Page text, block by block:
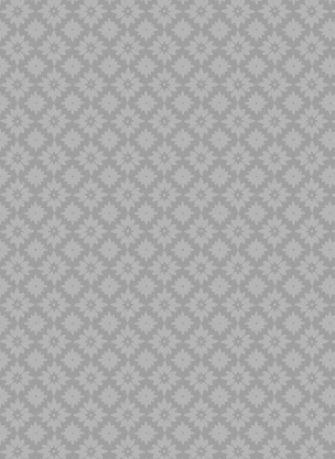
Naga Liman
Naga Liong
Naga SIluman
Pandawa
Panimbal
Panji Pengantin
Parungsari
Pasopati
Pulanggeni
Putut
Sabuk Inten
Sempana
Sengkelat
Sepang